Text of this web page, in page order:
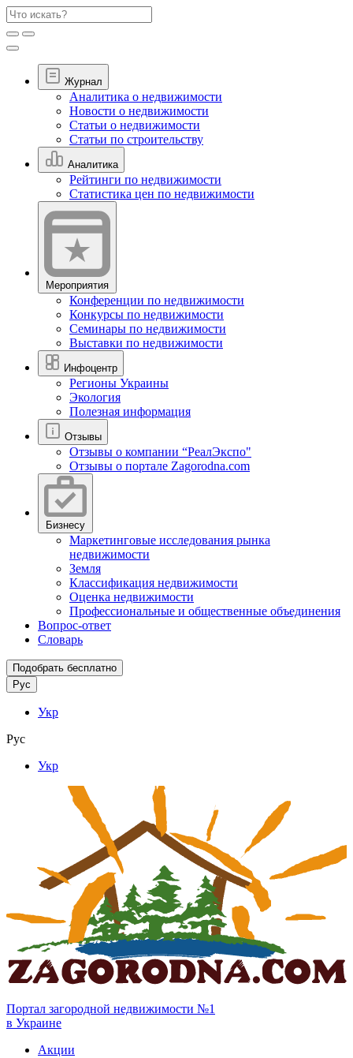
Журнал
Аналитика о недвижимости
Новости о недвижимости
Статьи о недвижимости
Статьи по строительству
Аналитика
Рейтинги по недвижимости
Статистика цен по недвижимости
Мероприятия
Конференции по недвижимости
Конкурсы по недвижимости
Семинары по недвижимости
Выставки по недвижимости
Инфоцентр
Регионы Украины
Экология
Полезная информация
Отзывы
Отзывы о компании “РеалЭкспо"
Отзывы о портале Zagorodna.com
Бизнесу
Маркетинговые исследования рынка
недвижимости
Земля
Классификация недвижимости
Оценка недвижимости
Профессиональные и общественные объединения
Вопрос-ответ
Словарь
Подобрать бесплатно
Рус
Укр
Рус
Укр
Портал загородной недвижимости №1
в Украине
Акции